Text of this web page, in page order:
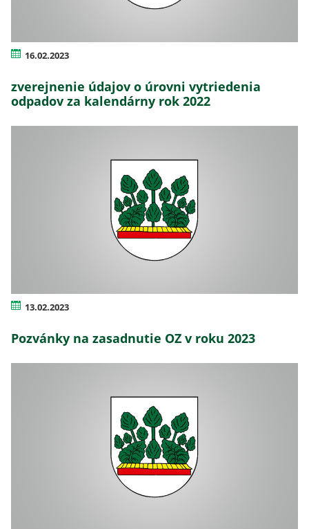
16.02.2023
zverejnenie údajov o úrovni vytriedenia
odpadov za kalendárny rok 2022
13.02.2023
Pozvánky na zasadnutie OZ v roku 2023